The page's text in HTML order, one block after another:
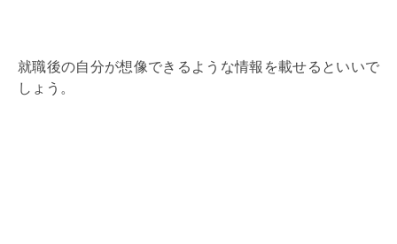
就職後の自分が想像できるような情報を載せるといいで
しょう。